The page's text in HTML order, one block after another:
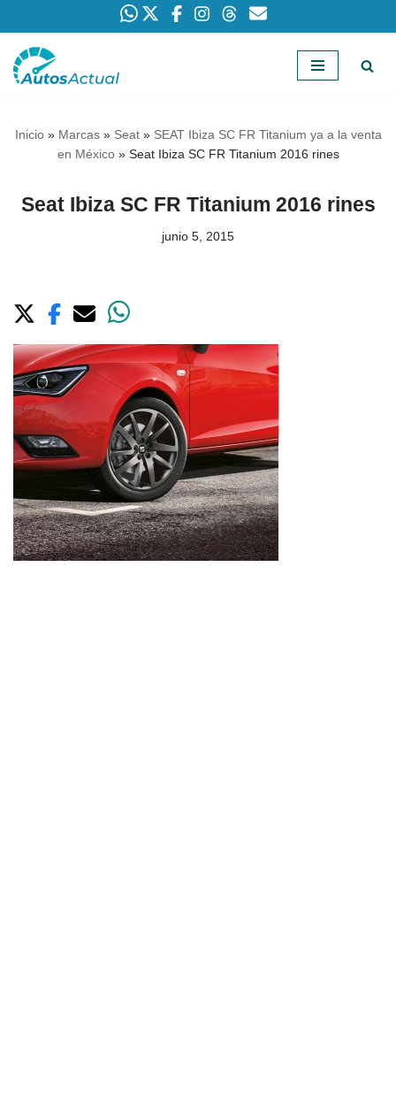
Saltar
Inicio» Marcas» Seat» SEAT Ibiza SC FR Titanium ya a la venta
en México» Seat Ibiza SC FR Titanium 2016 rines
Seat Ibiza SC FR Titanium 2016 rines
junio 5, 2015